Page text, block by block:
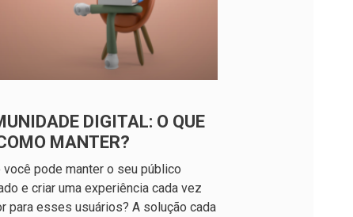
DIGITAL: O QUE
MANTER?
você pode manter o seu público
e criar uma experiência cada vez
para esses usuários? A solução cada